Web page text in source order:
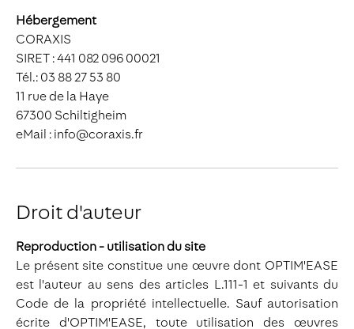
Hébergement
CORAXIS
SIRET : 441 082 096 00021
Tél.: 03 88 27 53 80
11 rue de la Haye
67300 Schiltigheim
eMail : info@coraxis.fr
Droit d'auteur
Reproduction - utilisation du site
Le présent site constitue une œuvre dont OPTIM'EASE
est l'auteur au sens des articles L.111-1 et suivants du
Code de la propriété intellectuelle. Sauf autorisation
écrite d'OPTIM'EASE, toute utilisation des œuvres